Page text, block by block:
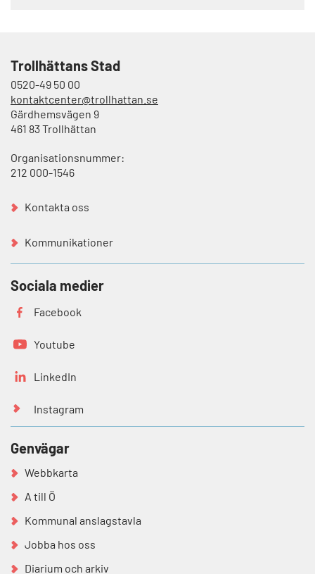
Trollhättans Stad
0520-49 50 00
kontaktcenter@trollhattan.se
Gärdhemsvägen 9
461 83 Trollhättan
Organisationsnummer:
212 000-1546
Kontakta oss
Kommunikationer
Sociala medier
Facebook
Youtube
LinkedIn
Instagram
Genvägar
Webbkarta
A till Ö
Kommunal anslagstavla
Jobba hos oss
Diarium och arkiv